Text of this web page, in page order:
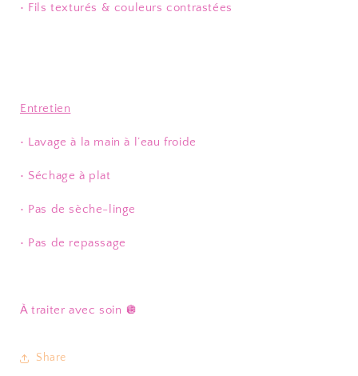
• Fils texturés & couleurs contrastées
Entretien
• Lavage à la main à l’eau froide
• Séchage à plat
• Pas de sèche-linge
• Pas de repassage
À traiter avec soin 🪩
Share